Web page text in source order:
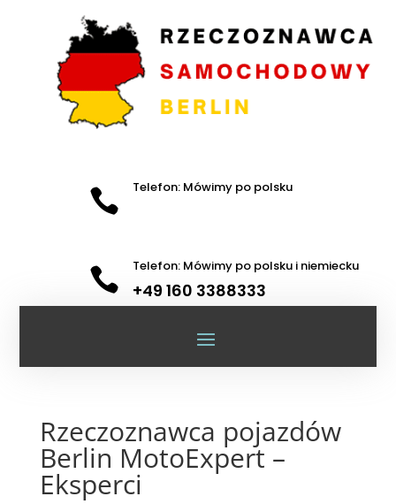
 Telefon: Mówimy po polsku
 Telefon: Mówimy po polsku i niemiecku
+49 160 3388333
Rzeczoznawca pojazdów
Berlin MotoExpert –
Eksperci